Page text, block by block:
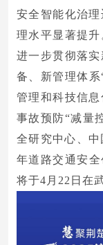
安全智能化治
理水平显著提升
进一步贯彻落
备、新管理体
管理和科技信
事故预防“减量
全研究中心、
年道路交通安全
将于4月22日在